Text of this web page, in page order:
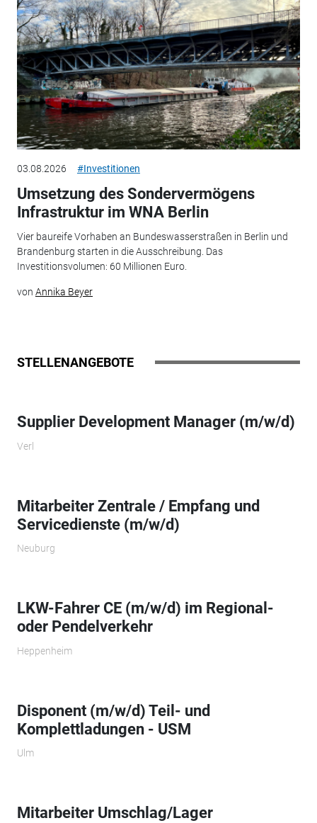
03.08.2026 #Investitionen
Umsetzung des Sondervermögens
Infrastruktur im WNA Berlin
Vier baureife Vorhaben an Bundeswasserstraßen in Berlin und
Brandenburg starten in die Ausschreibung. Das
Investitionsvolumen: 60 Millionen Euro.
von Annika Beyer
STELLENANGEBOTE
Supplier Development Manager (m/w/d)
Verl
Mitarbeiter Zentrale / Empfang und
Servicedienste (m/w/d)
Neuburg
LKW-Fahrer CE (m/w/d) im Regional-
oder Pendelverkehr
Heppenheim
Disponent (m/w/d) Teil- und
Komplettladungen - USM
Ulm
Mitarbeiter Umschlag/Lager